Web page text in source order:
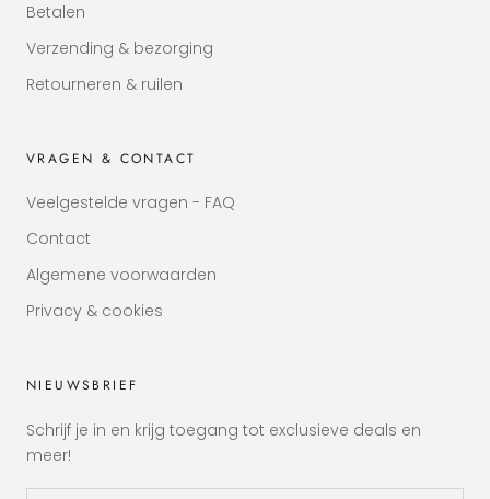
Betalen
Verzending & bezorging
Retourneren & ruilen
VRAGEN & CONTACT
Veelgestelde vragen - FAQ
Contact
Algemene voorwaarden
Privacy & cookies
NIEUWSBRIEF
Schrijf je in en krijg toegang tot exclusieve deals en
meer!